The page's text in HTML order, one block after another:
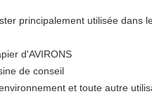
principalement utilisée dans
d'AVIRONS
de conseil
et toute autre